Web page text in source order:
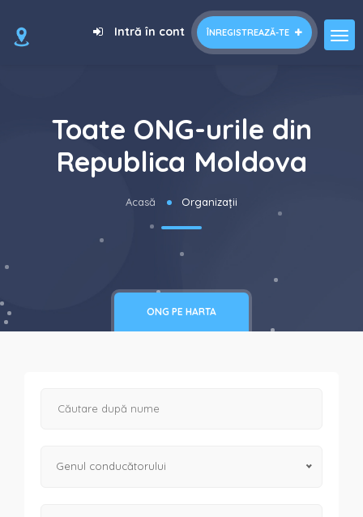
ÎNREGISTREAZĂ-TE
Intră în cont
Toate ONG-urile din
Republica Moldova
Acasă Organizații
ONG PE HARTA
Genul conducătorului